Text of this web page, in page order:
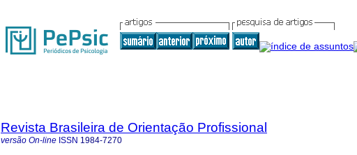
Revista Brasileira de Orientação Profissional
versão On-line ISSN 1984-7270